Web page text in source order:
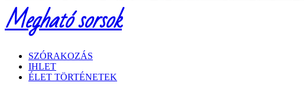
Megható sorsok
SZÓRAKOZÁS
IHLET
ÉLET TÖRTÉNETEK